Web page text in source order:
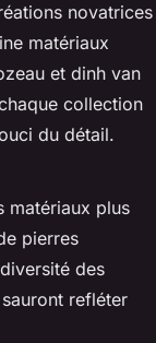
novatrices
matériaux
et dinh van
collection
du détail.
matériaux plus
pierres
des
refléter